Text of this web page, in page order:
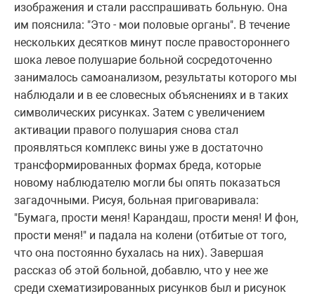
изображения и стали расспрашивать больную. Она
им пояснила: "Это - мои половые органы". В течение
нескольких десятков минут после правостороннего
шока левое полушарие больной сосредоточенно
занималось самоанализом, результаты которого мы
наблюдали и в ее словесных объяснениях и в таких
символических рисунках. Затем с увеличением
активации правого полушария снова стал
проявляться комплекс вины уже в достаточно
трансформированных формах бреда, которые
новому наблюдателю могли бы опять показаться
загадочными. Рисуя, больная приговаривала:
"Бумага, прости меня! Карандаш, прости меня! И фон,
прости меня!" и падала на колени (отбитые от того,
что она постоянно бухалась на них). Завершая
рассказ об этой больной, добавлю, что у нее же
среди схематизированных рисунков был и рисунок